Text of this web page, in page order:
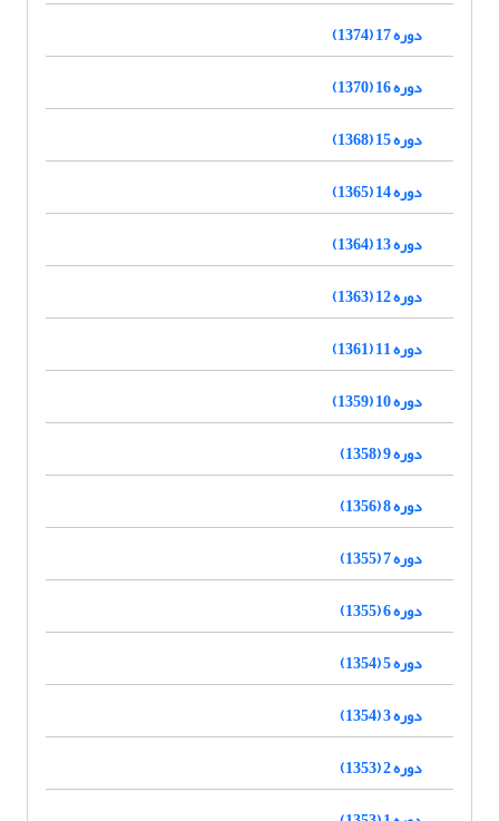
دوره 17 (1374)
دوره 16 (1370)
دوره 15 (1368)
دوره 14 (1365)
دوره 13 (1364)
دوره 12 (1363)
دوره 11 (1361)
دوره 10 (1359)
دوره 9 (1358)
دوره 8 (1356)
دوره 7 (1355)
دوره 6 (1355)
دوره 5 (1354)
دوره 3 (1354)
دوره 2 (1353)